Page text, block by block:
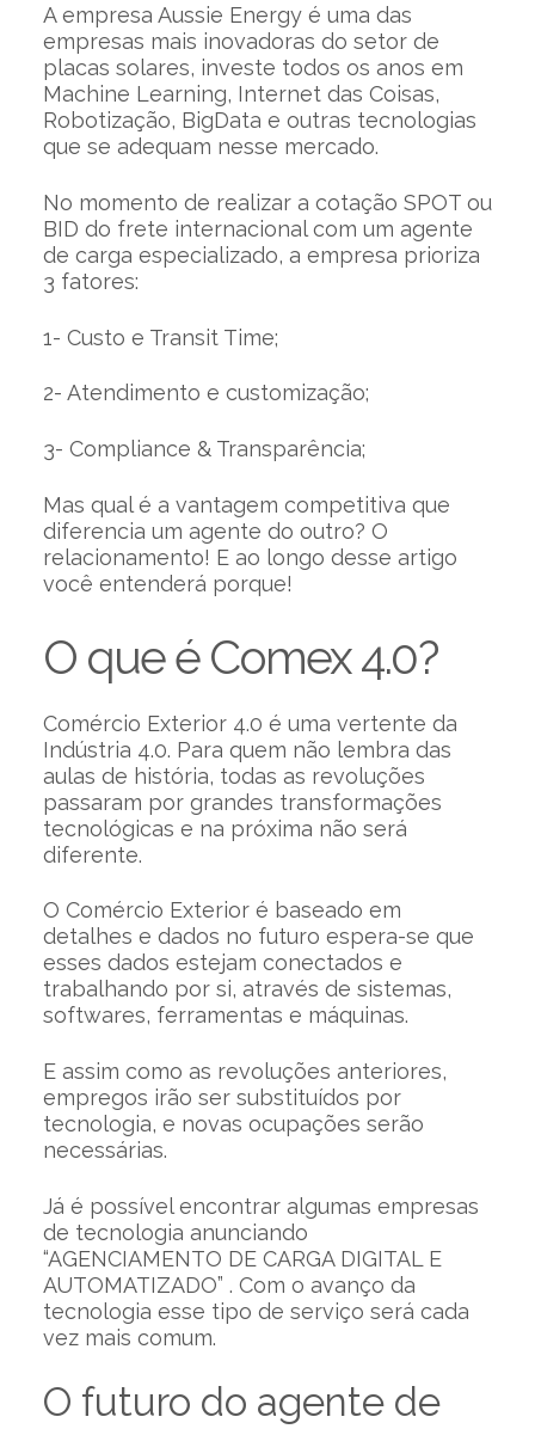
A empresa Aussie Energy é uma das
empresas mais inovadoras do setor de
placas solares, investe todos os anos em
Machine Learning, Internet das Coisas,
Robotização, BigData e outras tecnologias
que se adequam nesse mercado.
No momento de realizar a cotação SPOT ou
BID do frete internacional com um agente
de carga especializado, a empresa prioriza
3 fatores:
1- Custo e Transit Time;
2- Atendimento e customização;
3- Compliance & Transparência;
Mas qual é a vantagem competitiva que
diferencia um agente do outro? O
relacionamento! E ao longo desse artigo
você entenderá porque!
O que é Comex 4.0?
Comércio Exterior 4.0 é uma vertente da
Indústria 4.0. Para quem não lembra das
aulas de história, todas as revoluções
passaram por grandes transformações
tecnológicas e na próxima não será
diferente.
O Comércio Exterior é baseado em
detalhes e dados no futuro espera-se que
esses dados estejam conectados e
trabalhando por si, através de sistemas,
softwares, ferramentas e máquinas.
E assim como as revoluções anteriores,
empregos irão ser substituídos por
tecnologia, e novas ocupações serão
necessárias.
Já é possível encontrar algumas empresas
de tecnologia anunciando
“AGENCIAMENTO DE CARGA DIGITAL E
AUTOMATIZADO” . Com o avanço da
tecnologia esse tipo de serviço será cada
vez mais comum.
O futuro do agente de